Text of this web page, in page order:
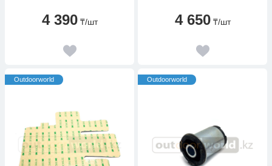
4 390 ₸/шт 4 650 ₸/шт
Outdoorworld Outdoorworld